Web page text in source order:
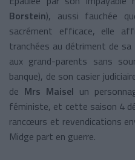
Borstein), aussi fauchée
sacrément efficace, elle
tranchées au détriment de
aux grand-parents sans
banque), de son casier
de Mrs Maisel un
féministe, et cette saison 4
rancœurs et revendications
Midge part en guerre.